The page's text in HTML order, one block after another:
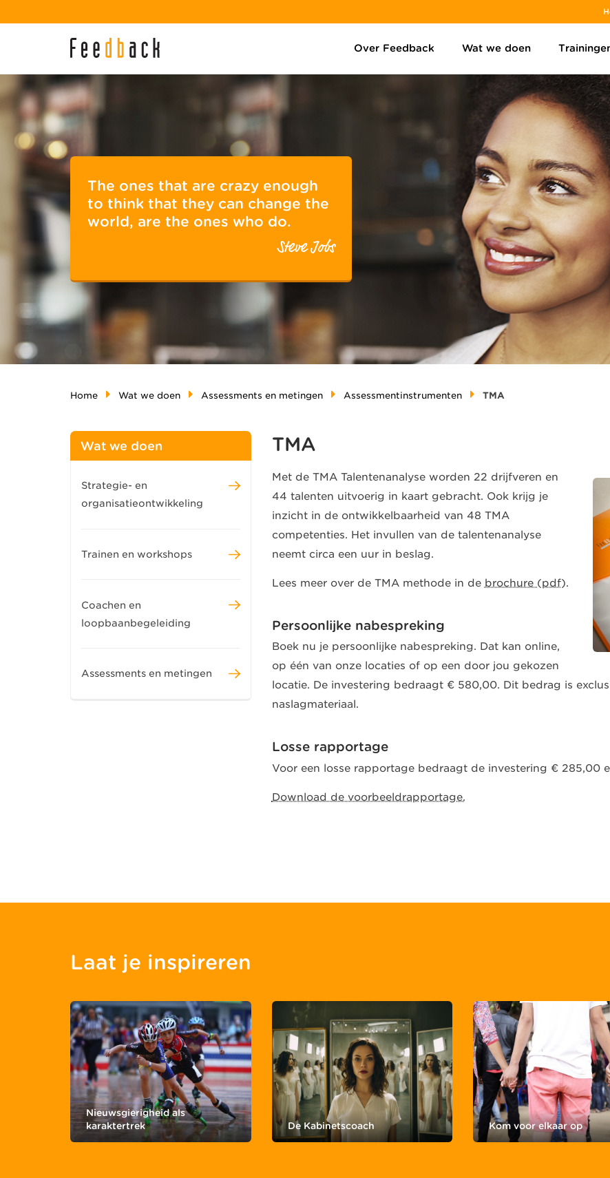
Over Feedback Wat we doen
The ones that are crazy enough
to think that they can change the
world, are the ones who do.
Steve Jobs
Home Wat we doen Assessments en metingen Assessmentinstrumenten TMA
TMA
Met de TMA Talentenanalyse worden 22 drijfveren en
44 talenten uitvoerig in kaart gebracht. Ook krijg je
inzicht in de ontwikkelbaarheid van 48 TMA
competenties. Het invullen van de talentenanalyse
neemt circa een uur in beslag.
Lees meer over de TMA methode in de brochure (pdf).
Persoonlijke nabespreking
Boek nu je persoonlijke nabespreking. Dat kan online,
op één van onze locaties of op een door jou gekozen
locatie. De investering bedraagt € 580,00. Dit bedrag is
naslagmateriaal.
Losse rapportage
Voor een losse rapportage bedraagt de investering € 285,00
Download de voorbeeldrapportage.
Wat we doen
Strategie- en
organisatieontwikkeling
Trainen en workshops
Coachen en
loopbaanbegeleiding
Assessments en metingen
Laat je inspireren
Nieuwsgierigheid als
karaktertrek
De Kabinetscoach Kom voor elkaar op